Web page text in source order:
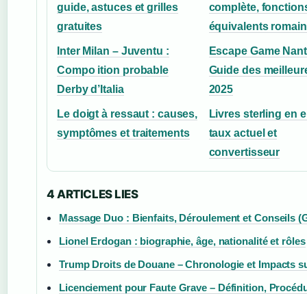
guide, astuces et grilles
gratuites
complète,
équivalents
Inter Milan – Juventu :
Compo ition probable
Derby d’Italia
Escape Game
Guide des
2025
Le doigt à ressaut : causes,
symptômes et traitements
Livres sterling en
taux actuel et
convertisseur
4 ARTICLES LIES
Massage Duo : Bienfaits, Déroulement et Conseils
Lionel Erdogan : biographie, âge, nationalité et rôles
Trump Droits de Douane – Chronologie et Impacts
Licenciement pour Faute Grave – Définition,